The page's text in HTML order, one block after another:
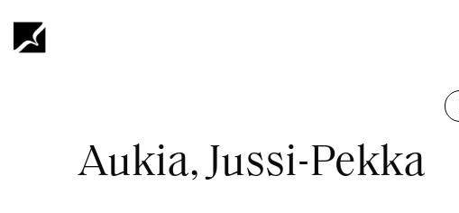
till
huvudinnehåll
Aukia, Jussi-Pekka